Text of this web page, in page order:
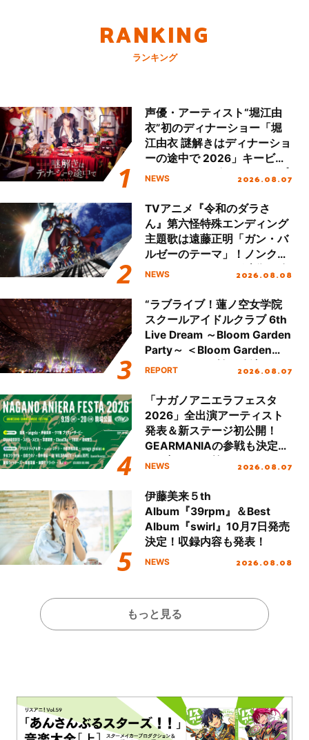
RANKING
ランキング
声優・アーティスト“堀江由
衣”初のディナーショー「堀
江由衣 謎解きはディナーショ
ーの途中で 2026」キービジ
ュアル＆グッズラインナップ
NEWS 2026.08.07
TVアニメ『令和のダラさ
ん』第六怪特殊エンディング
主題歌は遠藤正明「ガン・バ
ルゼーのテーマ」！ノンクレ
ジットエンディング映像も公
NEWS 2026.08.08
“ラブライブ！蓮ノ空女学院
スクールアイドルクラブ 6th
Live Dream ～Bloom Garden
Party～ ＜Bloom Garden
Party Stage／埼玉公演＞”
REPORT 2026.08.07
「ナガノアニエラフェスタ
2026」全出演アーティスト
発表＆新ステージ初公開！
GEARMANIAの参戦も決定
し、初となる第3ステージの
NEWS 2026.08.07
伊藤美来５th
Album『39rpm』＆Best
Album『swirl』10月7日発売
決定！収録内容も発表！
NEWS 2026.08.08
もっと見る